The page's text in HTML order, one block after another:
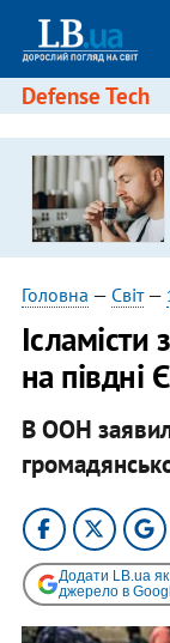
Defense Tech
Головна — Світ—
Ісламісти
на півдні
В ООН
Додати LB.ua
джерело в